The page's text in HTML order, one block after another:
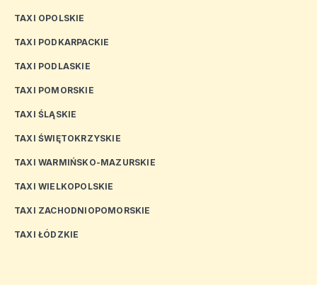
TAXI OPOLSKIE
TAXI PODKARPACKIE
TAXI PODLASKIE
TAXI POMORSKIE
TAXI ŚLĄSKIE
TAXI ŚWIĘTOKRZYSKIE
TAXI WARMIŃSKO-MAZURSKIE
TAXI WIELKOPOLSKIE
TAXI ZACHODNIOPOMORSKIE
TAXI ŁÓDZKIE